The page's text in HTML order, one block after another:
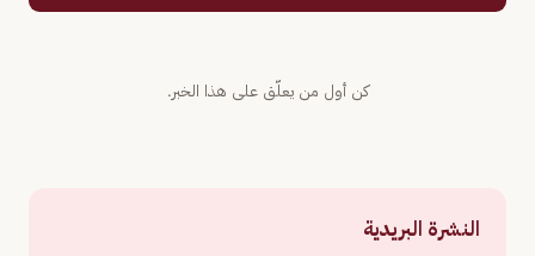
كن أول من يعلّق على هذا الخبر.
النشرة البريدية